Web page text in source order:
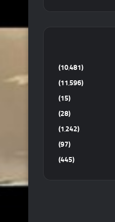
(10٬481)
(11٬596)
(15)
(28)
(1٬242)
(97)
(445)